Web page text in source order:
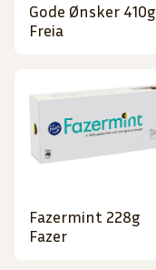
Gode Ønsker 410g
Freia
Fazermint 228g
Fazer